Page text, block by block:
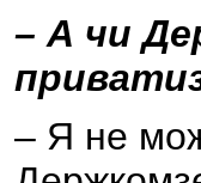
– А чи
– Я не